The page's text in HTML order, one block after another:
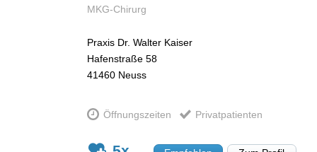
MKG-Chirurg
Praxis Dr. Walter Kaiser
Hafenstraße 58
41460 Neuss
Öffnungszeiten Privatpatienten